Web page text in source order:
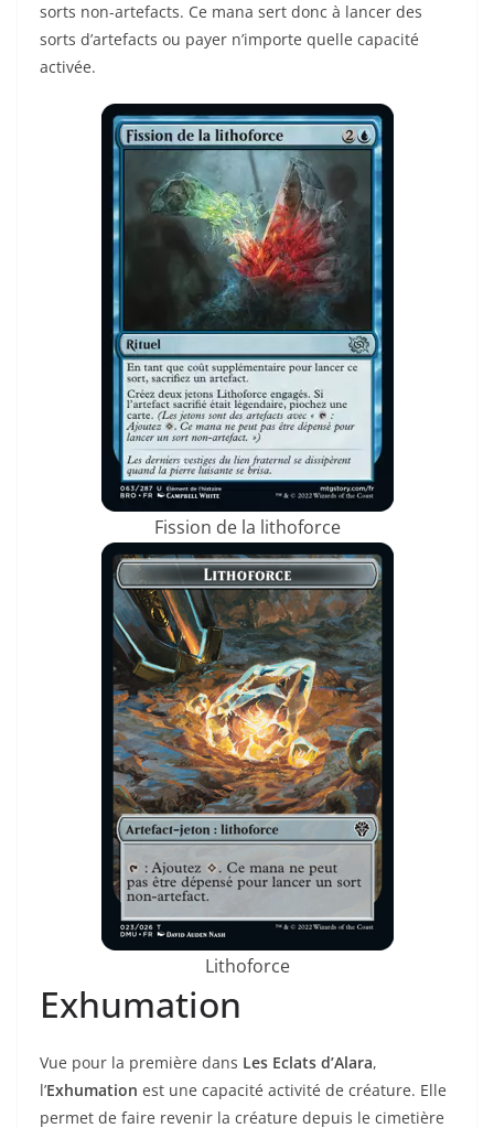
sorts non-artefacts. Ce mana sert donc à lancer des
sorts d’artefacts ou payer n’importe quelle capacité
activée.
Fission de la lithoforce
Lithoforce
Exhumation
Vue pour la première dans Les Eclats d’Alara,
l’Exhumation est une capacité activité de créature. Elle
permet de faire revenir la créature depuis le cimetière